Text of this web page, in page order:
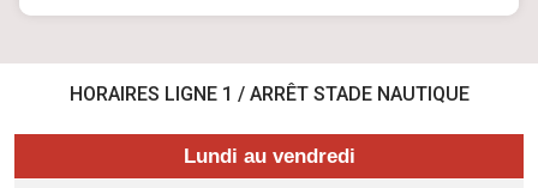
HORAIRES LIGNE 1 / ARRÊT STADE NAUTIQUE
Lundi au vendredi